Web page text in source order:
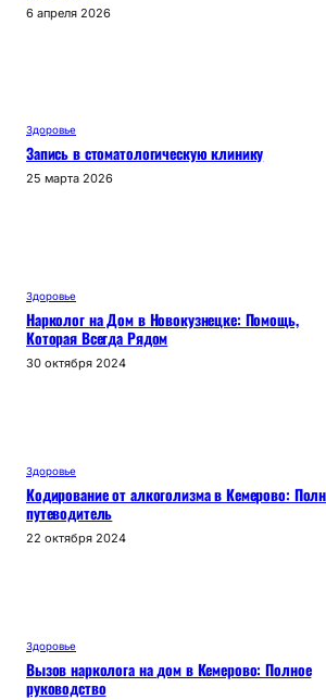
6 апреля 2026
Здоровье
Запись в стоматологическую клинику
25 марта 2026
Здоровье
Нарколог на Дом в Новокузнецке: Помощь,
Которая Всегда Рядом
30 октября 2024
Здоровье
Кодирование от алкоголизма в Кемерово:
путеводитель
22 октября 2024
Здоровье
Вызов нарколога на дом в Кемерово: Полное
руководство